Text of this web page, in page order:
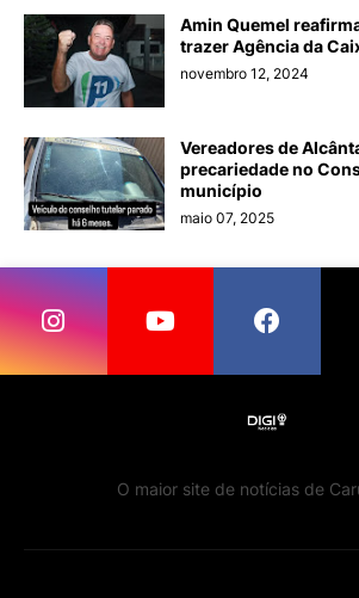
Amin Quemel
trazer Agência da
novembro 12, 2024
Vereadores de
precariedade no
município
maio 07, 2025
O maior site de notícias de